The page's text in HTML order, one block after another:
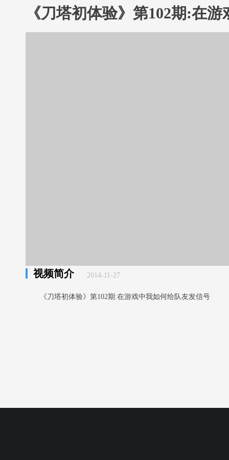
《刀塔初体验》第102期:在
视频简介 2014-11-27
《刀塔初体验》第102期:在游戏中我如何给队友发信号